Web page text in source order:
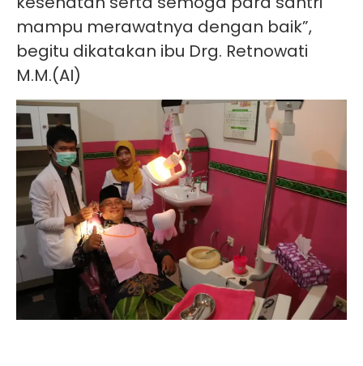
mampu merawatnya dengan baik”,
begitu dikatakan ibu Drg. Retnowati
M.M.(AI)